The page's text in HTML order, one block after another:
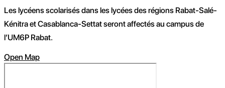
Les lycéens scolarisés dans les lycées des régions Rabat-Salé-
Kénitra et Casablanca-Settat seront affectés au campus de
l’UM6P Rabat.
Open Map